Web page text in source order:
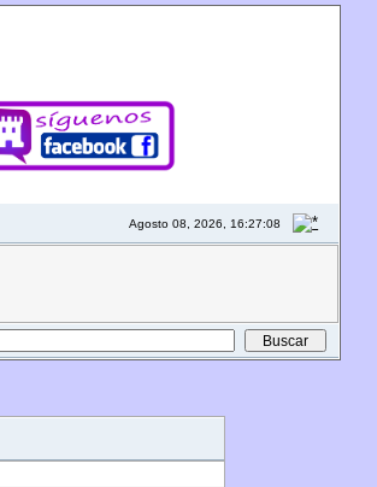
Agosto 08, 2026, 16:27:08